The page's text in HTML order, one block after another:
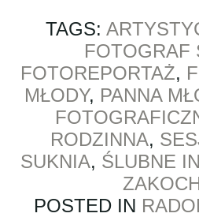
TAGS:
FOTOGRAF
FOTOREPORTAŻ,
MŁODY, PANNA
RODZINNA,
SUKNIA, ŚLUBNE
POSTED IN